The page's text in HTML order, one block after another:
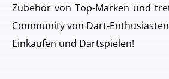
Zubehör von Top-Marken und
Community von Dart-
Einkaufen und Dartspielen!